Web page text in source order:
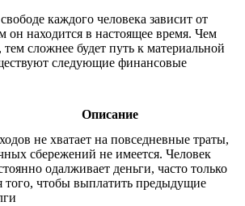
каждого человека зависит от
он находится в настоящее время. Чем
сложнее будет путь к материальной
следующие финансовые
Описание
не хватает на повседневные траты,
сбережений не имеется. Человек
одалживает деньги, часто только
того, чтобы выплатить предыдущие